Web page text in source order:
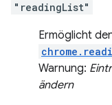
"readingList"
Ermöglicht
Warnung:
ändern